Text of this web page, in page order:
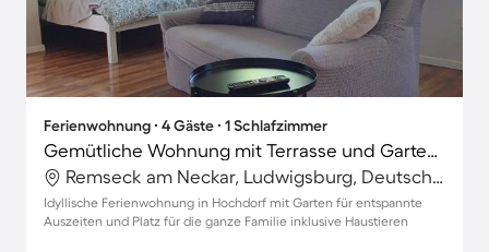
Ferienwohnung ∙ 4 Gäste ∙ 1 Schlafzimmer
Gemütliche Wohnung mit Terrasse und Garten | Haustiere sind willkommen
Remseck am Neckar, Ludwigsburg, Deutschland
Idyllische Ferienwohnung in Hochdorf mit Garten für entspannte
Auszeiten und Platz für die ganze Familie inklusive Haustieren